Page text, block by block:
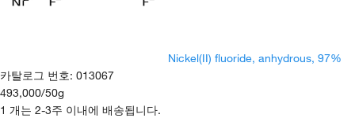
Nickel(II) fluoride, anhydrous, 97%
카탈로그 번호: 013067
493,000/50g
1 개는 2-3주 이내에 배송됩니다.